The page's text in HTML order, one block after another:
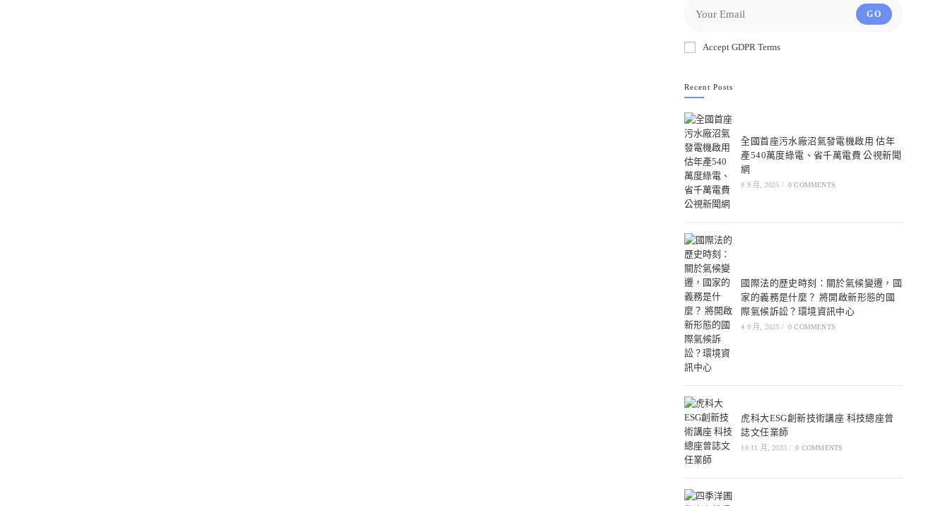
GO
Accept GDPR Terms
Recent Posts
全國首座污水廠沼氣發電機啟用 估年
產540萬度綠電、省千萬電費 公視新聞
網
8 9 月, 2025 / 0 COMMENTS
國際法的歷史時刻：關於氣候變遷，國
家的義務是什麼？ 將開啟新形態的國
際氣候訴訟？環境資訊中心
4 9 月, 2025 / 0 COMMENTS
虎科大ESG創新技術講座 科技總座曾
誌文任業師
10 11 月, 2023 / 0 COMMENTS